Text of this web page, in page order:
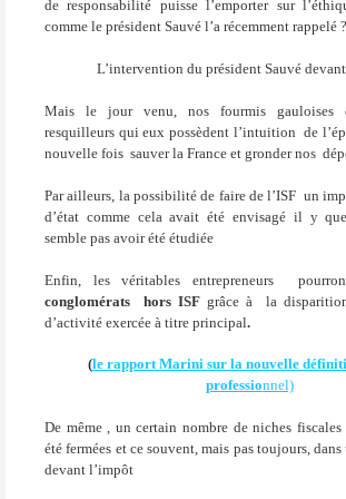
de responsabilité puisse l’emporter sur
comme le président Sauvé l’a récemment rappelé ?
L’intervention du président Sauvé
Mais le jour venu, nos fourmis gauloises
resquilleurs qui eux possèdent l’intuition de
nouvelle fois sauver la France et gronder nos
Par ailleurs, la possibilité de faire de l’ISF un
d’état comme cela avait été envisagé il y
semble pas avoir été étudiée
Enfin, les véritables entrepreneurs
conglomérats
hors ISF grâce à
la
d’activité exercée à titre principal.
(le rapport Marini sur la nouvelle
professionnel)
De même , un certain nombre de niches
été fermées et ce souvent, mais pas toujours,
devant l’impôt